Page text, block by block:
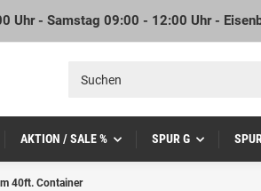
Uhr - Samstag 09:00 - 12:00 Uhr -
AKTION / SALE % SPUR G
40ft. Container